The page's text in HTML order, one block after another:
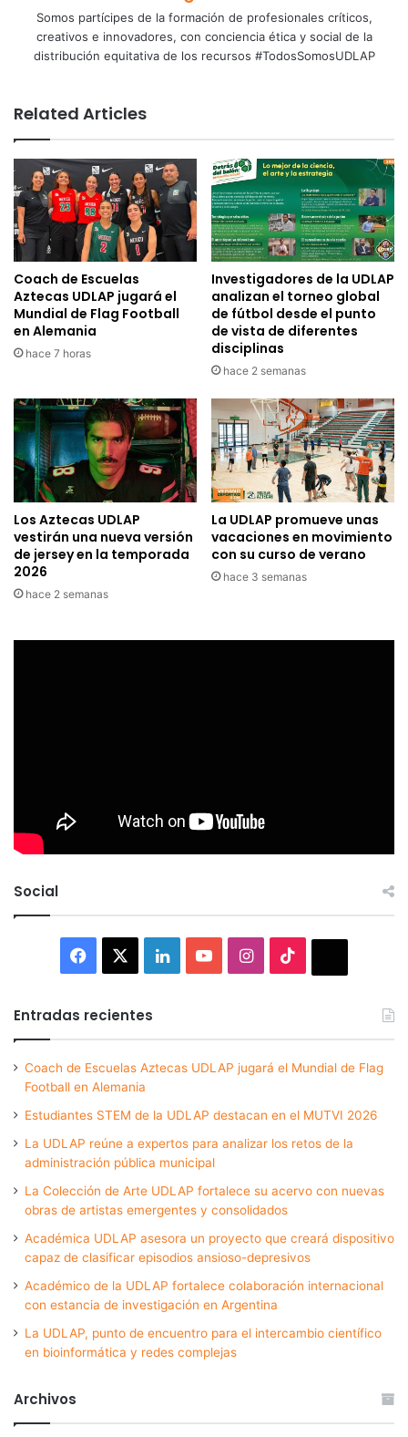
Somos partícipes de la formación de profesionales críticos,
creativos e innovadores, con conciencia ética y social de la
distribución equitativa de los recursos #TodosSomosUDLAP
Related Articles
Coach de Escuelas
Aztecas UDLAP jugará el
Mundial de Flag Football
en Alemania
hace 7 horas
Investigadores de la UDLAP
analizan el torneo global
de fútbol desde el punto
de vista de diferentes
disciplinas
hace 2 semanas
Los Aztecas UDLAP
vestirán una nueva versión
de jersey en la temporada
2026
hace 2 semanas
La UDLAP promueve unas
vacaciones en movimiento
con su curso de verano
hace 3 semanas
Social
Facebook LinkedInYouTubeInstagram
Entradas recientes
Coach de Escuelas Aztecas UDLAP jugará el Mundial de Flag
Football en Alemania
Estudiantes STEM de la UDLAP destacan en el MUTVI 2026
La UDLAP reúne a expertos para analizar los retos de la
administración pública municipal
La Colección de Arte UDLAP fortalece su acervo con nuevas
obras de artistas emergentes y consolidados
Académica UDLAP asesora un proyecto que creará dispositivo
capaz de clasificar episodios ansioso-depresivos
Académico de la UDLAP fortalece colaboración internacional
con estancia de investigación en Argentina
La UDLAP, punto de encuentro para el intercambio científico
en bioinformática y redes complejas
Archivos